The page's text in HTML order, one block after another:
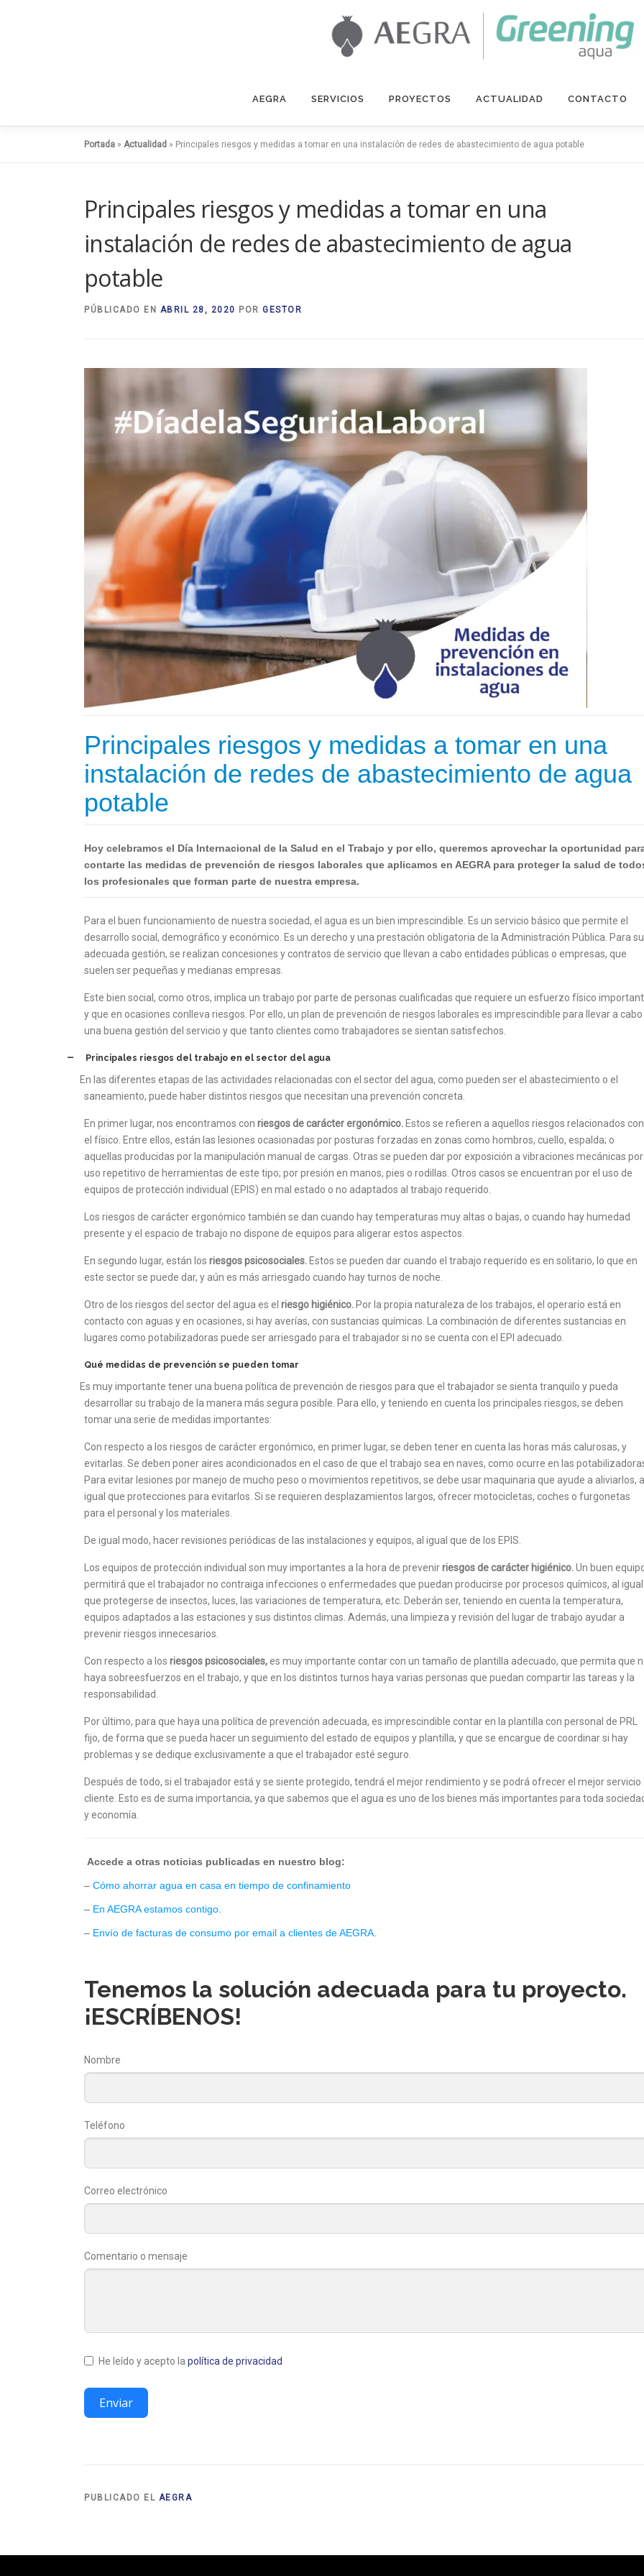
AEGRA SERVICIOS PROYECTOS ACTUALIDAD CONTACTO
Portada » Actualidad » Principales riesgos y medidas a tomar en una instalación de redes de abastecimiento de agua potable
Principales riesgos y medidas a tomar en una
instalación de redes de abastecimiento de agua
potable
PÚBLICADO EN ABRIL 28, 2020 POR GESTOR
Principales riesgos y medidas a tomar en una
instalación de redes de abastecimiento de agua
potable
Hoy celebramos el Día Internacional de la Salud en el Trabajo y por ello, queremos aprovechar la oportunidad
contarte las medidas de prevención de riesgos laborales que aplicamos en AEGRA para proteger la salud de
los profesionales que forman parte de nuestra empresa.
Para el buen funcionamiento de nuestra sociedad, el agua es un bien imprescindible. Es un servicio básico que permite el
desarrollo social, demográfico y económico. Es un derecho y una prestación obligatoria de la Administración Pública. Para su
adecuada gestión, se realizan concesiones y contratos de servicio que llevan a cabo entidades públicas o empresas, que
suelen ser pequeñas y medianas empresas.
Este bien social, como otros, implica un trabajo por parte de personas cualificadas que requiere un esfuerzo físico
y que en ocasiones conlleva riesgos. Por ello, un plan de prevención de riesgos laborales es imprescindible para llevar a cabo
una buena gestión del servicio y que tanto clientes como trabajadores se sientan satisfechos.
– Principales riesgos del trabajo en el sector del agua
En las diferentes etapas de las actividades relacionadas con el sector del agua, como pueden ser el abastecimiento o el
saneamiento, puede haber distintos riesgos que necesitan una prevención concreta.
En primer lugar, nos encontramos con riesgos de carácter ergonómico. Estos se refieren a aquellos riesgos relacionados con
el físico. Entre ellos, están las lesiones ocasionadas por posturas forzadas en zonas como hombros, cuello, espalda; o
aquellas producidas por la manipulación manual de cargas. Otras se pueden dar por exposición a vibraciones mecánicas por
uso repetitivo de herramientas de este tipo; por presión en manos, pies o rodillas. Otros casos se encuentran por el uso de
equipos de protección individual (EPIS) en mal estado o no adaptados al trabajo requerido.
Los riesgos de carácter ergonómico también se dan cuando hay temperaturas muy altas o bajas, o cuando hay humedad
presente y el espacio de trabajo no dispone de equipos para aligerar estos aspectos.
En segundo lugar, están los riesgos psicosociales. Estos se pueden dar cuando el trabajo requerido es en solitario, lo que en
este sector se puede dar, y aún es más arriesgado cuando hay turnos de noche.
Otro de los riesgos del sector del agua es el riesgo higiénico. Por la propia naturaleza de los trabajos, el operario está en
contacto con aguas y en ocasiones, si hay averías, con sustancias químicas. La combinación de diferentes sustancias en
lugares como potabilizadoras puede ser arriesgado para el trabajador si no se cuenta con el EPI adecuado.
Qué medidas de prevención se pueden tomar
Es muy importante tener una buena política de prevención de riesgos para que el trabajador se sienta tranquilo y pueda
desarrollar su trabajo de la manera más segura posible. Para ello, y teniendo en cuenta los principales riesgos, se deben
tomar una serie de medidas importantes:
Con respecto a los riesgos de carácter ergonómico, en primer lugar, se deben tener en cuenta las horas más calurosas, y
evitarlas. Se deben poner aires acondicionados en el caso de que el trabajo sea en naves, como ocurre en las
Para evitar lesiones por manejo de mucho peso o movimientos repetitivos, se debe usar maquinaria que ayude a aliviarlos,
igual que protecciones para evitarlos. Si se requieren desplazamientos largos, ofrecer motocicletas, coches o furgonetas
para el personal y los materiales.
De igual modo, hacer revisiones periódicas de las instalaciones y equipos, al igual que de los EPIS.
Los equipos de protección individual son muy importantes a la hora de prevenirriesgos de carácter higiénico.Un buen
permitirá que el trabajador no contraiga infecciones o enfermedades que puedan producirse por procesos químicos, al igual
que protegerse de insectos, luces, las variaciones de temperatura, etc. Deberán ser, teniendo en cuenta la temperatura,
equipos adaptados a las estaciones y sus distintos climas. Además, una limpieza y revisión del lugar de trabajo ayudar a
prevenir riesgos innecesarios.
Con respecto a los riesgos psicosociales,es muy importante contar con un tamaño de plantilla adecuado, que permita que
haya sobreesfuerzos en el trabajo, y que en los distintos turnos haya varias personas que puedan compartir las tareas y la
responsabilidad.
Por último, para que haya una política de prevención adecuada, es imprescindible contar en la plantilla con personal de PRL
fijo, de forma que se pueda hacer un seguimiento del estado de equipos y plantilla, y que se encargue de coordinar si hay
problemas y se dedique exclusivamente a que el trabajador esté seguro.
Después de todo, si el trabajador está y se siente protegido, tendrá el mejor rendimiento y se podrá ofrecer el mejor servicio
cliente. Esto es de suma importancia, ya que sabemos que el agua es uno de los bienes más importantes para toda
y economía.
Accede a otras noticias publicadas en nuestro blog:
– Cómo ahorrar agua en casa en tiempo de confinamiento
– En AEGRA estamos contigo.
– Envío de facturas de consumo por email a clientes de AEGRA.
Tenemos la solución adecuada para tu proyecto.
¡ESCRÍBENOS!
Nombre
Teléfono
Correo electrónico
Comentario o mensaje
He leído y acepto la política de privacidad
Enviar
PUBLICADO EL AEGRA